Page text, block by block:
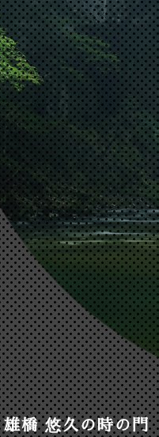
雄橋 悠久の時の門